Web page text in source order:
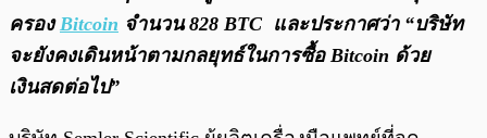
ครองBitcoin จำนวน 828 BTC และประกาศว่า “บริษัท
จะยังคงเดินหน้าตามกลยุทธ์ในการซื้อ Bitcoin ด้วย
เงินสดต่อไป”